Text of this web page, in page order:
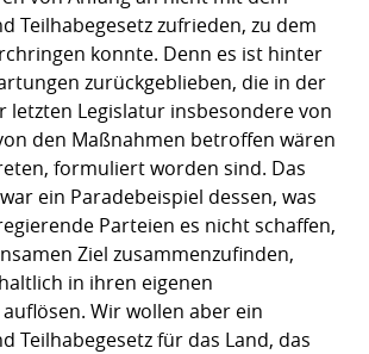
Teilhabegesetz zufrieden, zu dem
konnte. Denn es ist hinter
zurückgeblieben, die in der
letzten Legislatur insbesondere von
den Maßnahmen betroffen wären
formuliert worden sind. Das
ein Paradebeispiel dessen, was
Parteien es nicht schaffen,
Ziel zusammenzufinden,
in ihren eigenen
Wir wollen aber ein
Teilhabegesetz für das Land, das